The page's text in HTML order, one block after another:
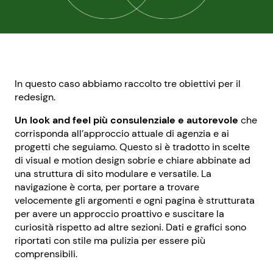
In questo caso abbiamo raccolto tre obiettivi per il
redesign.
Un look and feel più consulenziale e autorevole che
corrisponda all’approccio attuale di agenzia e ai
progetti che seguiamo. Questo si è tradotto in scelte
di visual e motion design sobrie e chiare abbinate ad
una struttura di sito modulare e versatile. La
navigazione è corta, per portare a trovare
velocemente gli argomenti e ogni pagina è strutturata
per avere un approccio proattivo e suscitare la
curiosità rispetto ad altre sezioni. Dati e grafici sono
riportati con stile ma pulizia per essere più
comprensibili.